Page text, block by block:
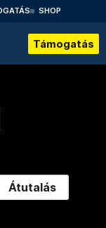
SHOP
Támogatás
Átutalás